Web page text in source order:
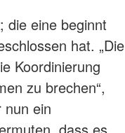
die eine beginnt
hat. „Die
Koordinierung
zu brechen“,
ein